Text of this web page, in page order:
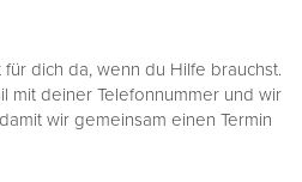
dich da, wenn du Hilfe brauchst.
mit deiner Telefonnummer und wir
wir gemeinsam einen Termin